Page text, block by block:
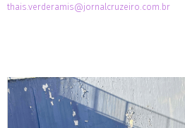
thais.verderamis@jornalcruzeiro.com.br